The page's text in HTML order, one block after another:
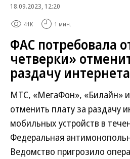
18.09.2023, 12:20
41K 1 мин.
ФАС потребовала
четверки»
раздачу интернета
МТС, «МегаФон», «Билайн»
отменить плату за раздачу
мобильных устройств в
Федеральная
Ведомство пригрозило